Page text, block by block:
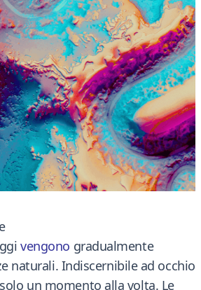
vengono gradualmente
naturali. Indiscernibile ad occhio
un momento alla volta. Le